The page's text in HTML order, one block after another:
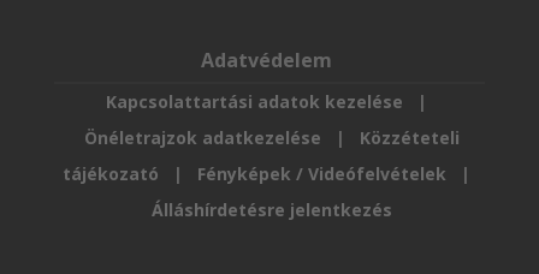
Adatvédelem
Kapcsolattartási adatok kezelése |
Önéletrajzok adatkezelése
| Közzéteteli
tájékozató | Fényképek / Videófelvételek |
Álláshírdetésre jelentkezés